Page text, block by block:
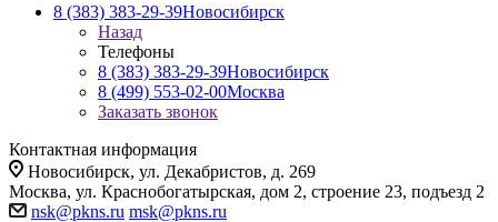
8 (383) 383-29-39Новосибирск
Назад
Телефоны
8 (383) 383-29-39Новосибирск
8 (499) 553-02-00Москва
Заказать звонок
Контактная информация
Новосибирск, ул. Декабристов, д. 269
Москва, ул. Краснобогатырская, дом 2, строение 23, подъезд 2
nsk@pkns.ru msk@pkns.ru